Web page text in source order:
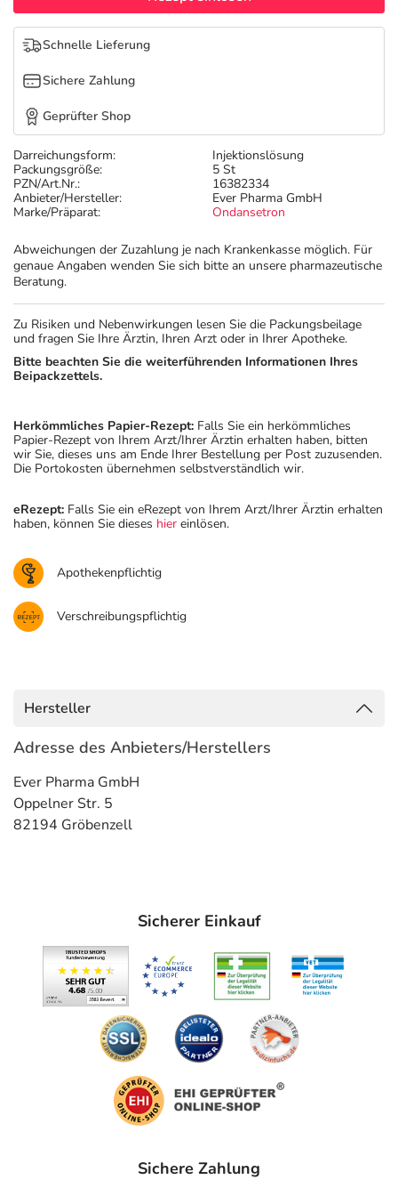
Tierapotheke
Vitamine & Mineralstoffe
Marken
Salus Deals
Darreichungsform:
Injektionslösung
Packungsgröße:
5 St
PZN/Art.Nr.:
16382334
Anbieter/Hersteller:
Ever Pharma GmbH
Marke/Präparat:
Ondansetron
Abweichungen der Zuzahlung je nach Krankenkasse möglich. Für
genaue Angaben wenden Sie sich bitte an unsere pharmazeutische
Beratung.
Schnelle Lieferung
Sichere Zahlung
Geprüfter Shop
Zu Risiken und Nebenwirkungen lesen Sie die Packungsbeilage
und fragen Sie Ihre Ärztin, Ihren Arzt oder in Ihrer Apotheke.
Bitte beachten Sie die weiterführenden Informationen Ihres
Beipackzettels.
Herkömmliches Papier-Rezept: Falls Sie ein herkömmliches
Papier-Rezept von Ihrem Arzt/Ihrer Ärztin erhalten haben, bitten
wir Sie, dieses uns am Ende Ihrer Bestellung per Post zuzusenden.
Die Portokosten übernehmen selbstverständlich wir.
eRezept: Falls Sie ein eRezept von Ihrem Arzt/Ihrer Ärztin erhalten
haben, können Sie dieses hier einlösen.
Apothekenpflichtig
Verschreibungspflichtig
Hersteller
Adresse des Anbieters/Herstellers
Ever Pharma GmbH
Oppelner Str. 5
82194 Gröbenzell
Sicherer Einkauf
Sichere Zahlung